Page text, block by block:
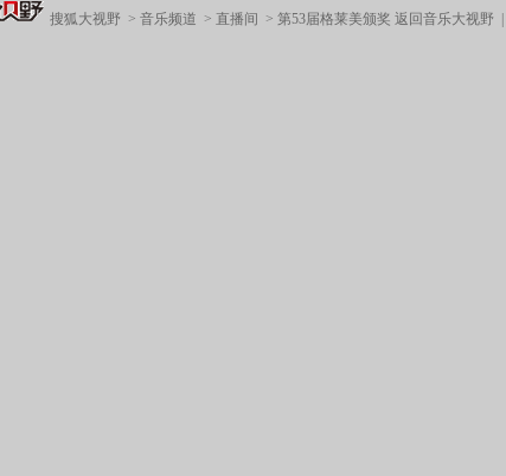
搜狐大视野 > 音乐频道 > 直播间 > 第53届格莱美颁奖 返回音乐大视野